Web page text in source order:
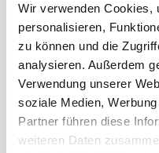
Wir verwenden Cookies,
personalisieren,
zu können und die
analysieren. Außerdem
Verwendung unserer
soziale Medien,
Partner führen diese
weiteren Daten
LANGE NACHT DER
ARONA FAMILIENFEST 2024
KATEGORIEN
NEWS
PRESSE
TIPS